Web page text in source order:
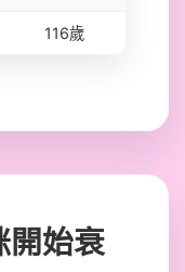
116歲
開始衰